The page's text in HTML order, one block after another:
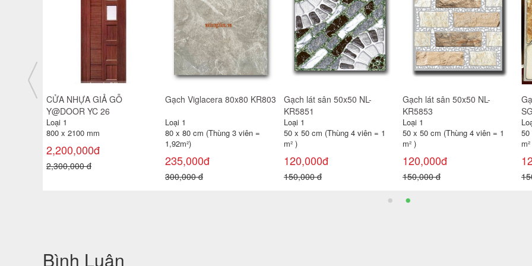
KR801
Gạch Prime bóng kính 80x80
15823
Loại 1
80 x 80 cm (Thùng 3 viên =
295,000đ
Gạch Viglacera 80x80 TB898
Loại 1
80 x 80 cm (Thùng 3 viên =
1,92m²)
230,000đ
300,000 đ
Gạch Viglacera 80x80 TB881
Loại 1
80 x 80 cm (Thùng 3 viên =
1,92m²)
230,000đ
300,000 đ
Gạch Viglacera 80x80
TB8861
Loại 1
80 x 80 cm (Thùng 3 viên =
1,92m²)
235,000đ
300,000 đ
Bình Luận